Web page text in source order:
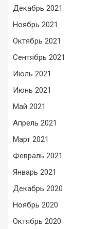
Декабрь 2021
Ноябрь 2021
Октябрь 2021
Сентябрь 2021
Июль 2021
Июнь 2021
Май 2021
Апрель 2021
Март 2021
Февраль 2021
Январь 2021
Декабрь 2020
Ноябрь 2020
Октябрь 2020